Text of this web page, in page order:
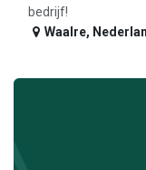
bedrijf!
Waalre,